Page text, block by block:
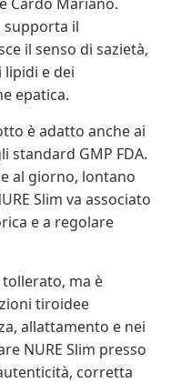
supporta il
il senso di sazietà,
e dei
epatica.
è adatto anche ai
standard GMP FDA.
al giorno, lontano
Slim va associato
e a regolare
ma è
tiroidee
allattamento e nei
NURE Slim presso
corretta